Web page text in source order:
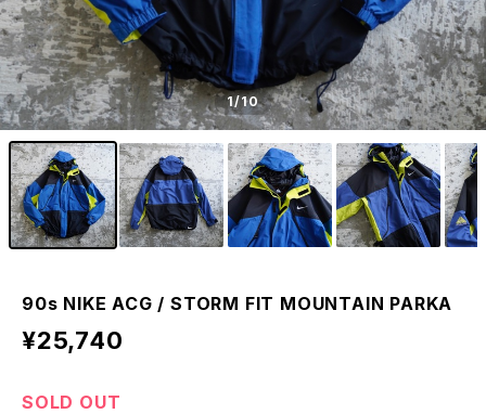
1/10
90s NIKE ACG / STORM FIT MOUNTAIN PARKA
¥25,740
SOLD OUT